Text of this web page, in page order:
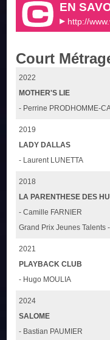
EN
http://
Court
2022
MOTHER'S LIE
- Perrine PRODHOMME-
2019
LADY DALLAS
- Laurent LUNETTA
2018
LA PARENTHESE DES
- Camille FARNIER
Grand Prix Jeunes Talents
2021
PLAYBACK CLUB
- Hugo MOULIA
2024
SALOME
- Bastian PAUMIER